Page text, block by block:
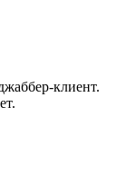
клиент.